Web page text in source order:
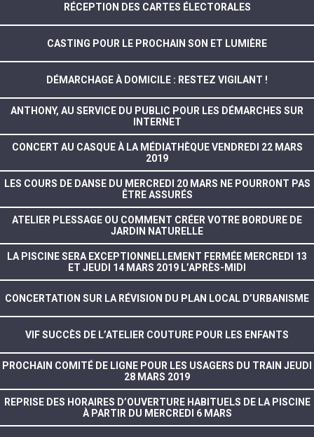
RÉCEPTION DES CARTES ÉLECTORALES
CASTING POUR LE PROCHAIN SON ET LUMIÈRE
DÉMARCHAGE À DOMICILE : RESTEZ VIGILANT !
ANTHONY, AU SERVICE DU PUBLIC POUR LES DÉMARCHES SUR
INTERNET
CONCERT AU CASQUE À LA MÉDIATHÈQUE VENDREDI 22 MARS
2019
LES COURS DE DANSE DU MERCREDI 20 MARS NE POURRONT PAS
ÊTRE ASSURÉS
ATELIER PLESSAGE OU COMMENT CRÉER VOTRE BORDURE DE
JARDIN NATURELLE
LA PISCINE SERA EXCEPTIONNELLEMENT FERMÉE MERCREDI 13
ET JEUDI 14 MARS 2019 L’APRÈS-MIDI
CONCERTATION SUR LA RÉVISION DU PLAN LOCAL D’URBANISME
VIF SUCCÈS DE L’ATELIER COUTURE POUR LES ENFANTS
PROCHAIN COMITÉ DE LIGNE POUR LES USAGERS DU TRAIN JEUDI
28 MARS 2019
REPRISE DES HORAIRES D’OUVERTURE HABITUELS DE LA PISCINE
À PARTIR DU MERCREDI 6 MARS